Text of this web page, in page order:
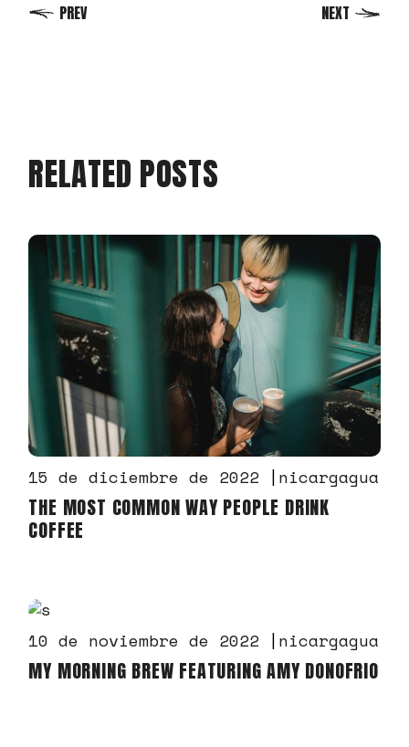
PREV NEXT
RELATED POSTS
15 de diciembre de 2022 nicargagua
THE MOST COMMON WAY PEOPLE DRINK
COFFEE
10 de noviembre de 2022 nicargagua
MY MORNING BREW FEATURING AMY DONOFRIO